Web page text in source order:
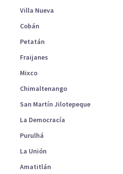
Villa Nueva
Cobán
Petatán
Fraijanes
Mixco
Chimaltenango
San Martín Jilotepeque
La Democracía
Purulhá
La Unión
Amatitlán